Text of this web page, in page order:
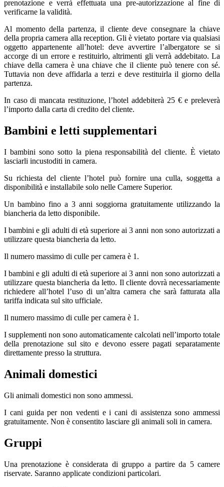
prenotazione e verrà effettuata una pre-autorizzazione al fine di
verificarne la validità.
Al momento della partenza, il cliente deve consegnare la chiave
della propria camera alla reception. Gli è vietato portare via qualsiasi
oggetto appartenente all’hotel: deve avvertire l’albergatore se si
accorge di un errore e restituirlo, altrimenti gli verrà addebitato. La
chiave della camera è una chiave che il cliente può tenere con sé.
Tuttavia non deve affidarla a terzi e deve restituirla il giorno della
partenza.
In caso di mancata restituzione, l’hotel addebiterà 25 € e preleverà
l’importo dalla carta di credito del cliente.
Bambini e letti supplementari
I bambini sono sotto la piena responsabilità del cliente. È vietato
lasciarli incustoditi in camera.
Su richiesta del cliente l’hotel può fornire una culla, soggetta a
disponibilità e installabile solo nelle Camere Superior.
Un bambino fino a 3 anni soggiorna gratuitamente utilizzando la
biancheria da letto disponibile.
I bambini e gli adulti di età superiore ai 3 anni non sono autorizzati a
utilizzare questa biancheria da letto.
Il numero massimo di culle per camera è 1.
I bambini e gli adulti di età superiore ai 3 anni non sono autorizzati a
utilizzare questa biancheria da letto. Il cliente dovrà necessariamente
richiedere all’hotel l’uso di un’altra camera che sarà fatturata alla
tariffa indicata sul sito ufficiale.
Il numero massimo di culle per camera è 1.
I supplementi non sono automaticamente calcolati nell’importo totale
della prenotazione sul sito e devono essere pagati separatamente
direttamente presso la struttura.
Animali domestici
Gli animali domestici non sono ammessi.
I cani guida per non vedenti e i cani di assistenza sono ammessi
gratuitamente. Non è consentito lasciare gli animali soli in camera.
Gruppi
Una prenotazione è considerata di gruppo a partire da 5 camere
riservate. Saranno applicate condizioni particolari.